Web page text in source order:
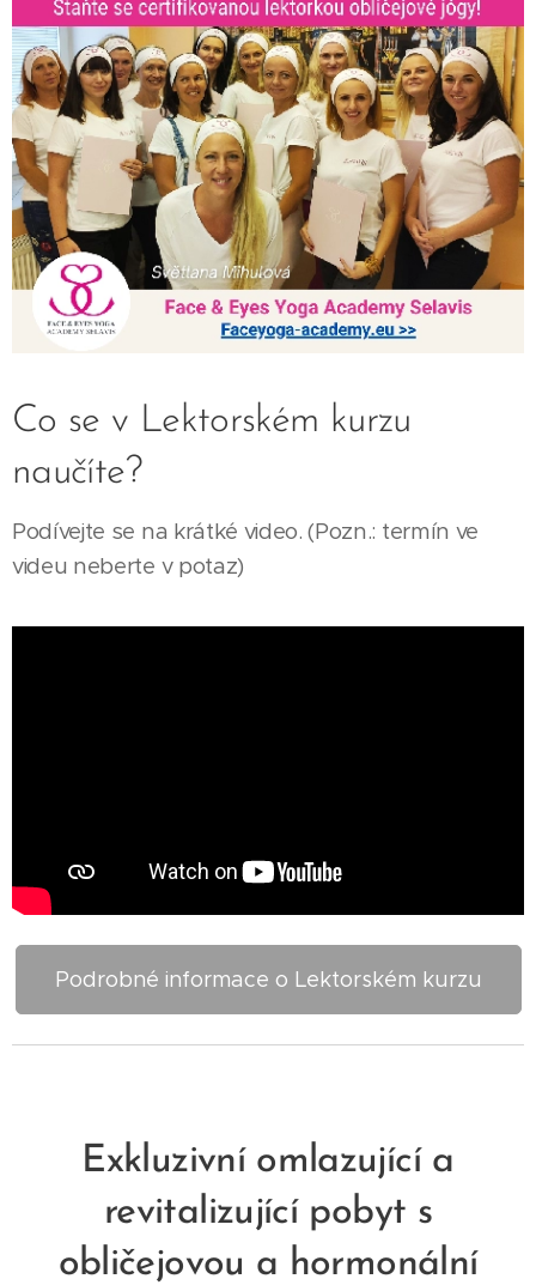
Co se v Lektorském kurzu
naučíte?
Podívejte se na krátké video. (Pozn.: termín ve
videu neberte v potaz)
Podrobné informace o Lektorském kurzu
Exkluzivní omlazující a
revitalizující pobyt s
obličejovou a hormonální